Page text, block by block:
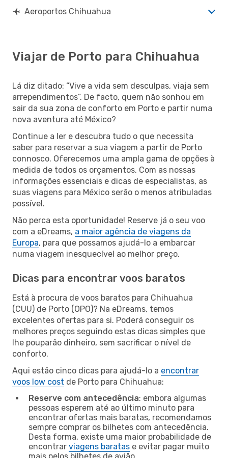
Aeroportos Chihuahua
Viajar de Porto para Chihuahua
Lá diz ditado: “Vive a vida sem desculpas, viaja sem
arrependimentos”. De facto, quem não sonhou em
sair da sua zona de conforto em Porto e partir numa
nova aventura até México?
Continue a ler e descubra tudo o que necessita
saber para reservar a sua viagem a partir de Porto
connosco. Oferecemos uma ampla gama de opções à
medida de todos os orçamentos. Com as nossas
informações essenciais e dicas de especialistas, as
suas viagens para México serão o menos atribuladas
possível.
Não perca esta oportunidade! Reserve já o seu voo
com a eDreams, a maior agência de viagens da
Europa, para que possamos ajudá-lo a embarcar
numa viagem inesquecível ao melhor preço.
Dicas para encontrar voos baratos
Está à procura de voos baratos para Chihuahua
(CUU) de Porto (OPO)? Na eDreams, temos
excelentes ofertas para si. Poderá conseguir os
melhores preços seguindo estas dicas simples que
lhe pouparão dinheiro, sem sacrificar o nível de
conforto.
Aqui estão cinco dicas para ajudá-lo a encontrar
voos low cost de Porto para Chihuahua:
Reserve com antecedência: embora algumas
pessoas esperem até ao último minuto para
encontrar ofertas mais baratas, recomendamos
sempre comprar os bilhetes com antecedência.
Desta forma, existe uma maior probabilidade de
encontrar viagens baratas e evitar pagar muito